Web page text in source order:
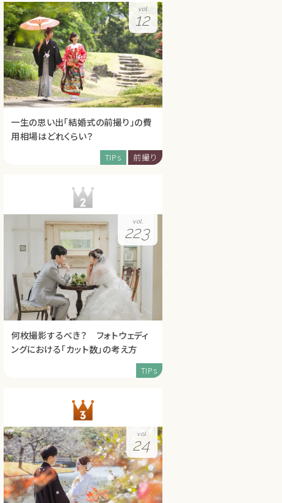
vol.
12
一生の思い出「結婚式の前撮り」の費
用相場はどれくらい？
TIPs 前撮り
vol.
223
何枚撮影するべき？ フォトウェディ
ングにおける「カット数」の考え方
TIPs
vol.
24